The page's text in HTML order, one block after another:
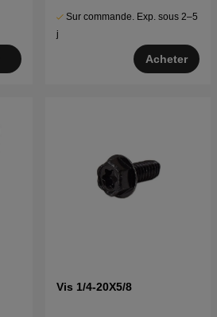
Sur commande. Exp. sous 2–5
j
Acheter
Vis 1/4-20X5/8